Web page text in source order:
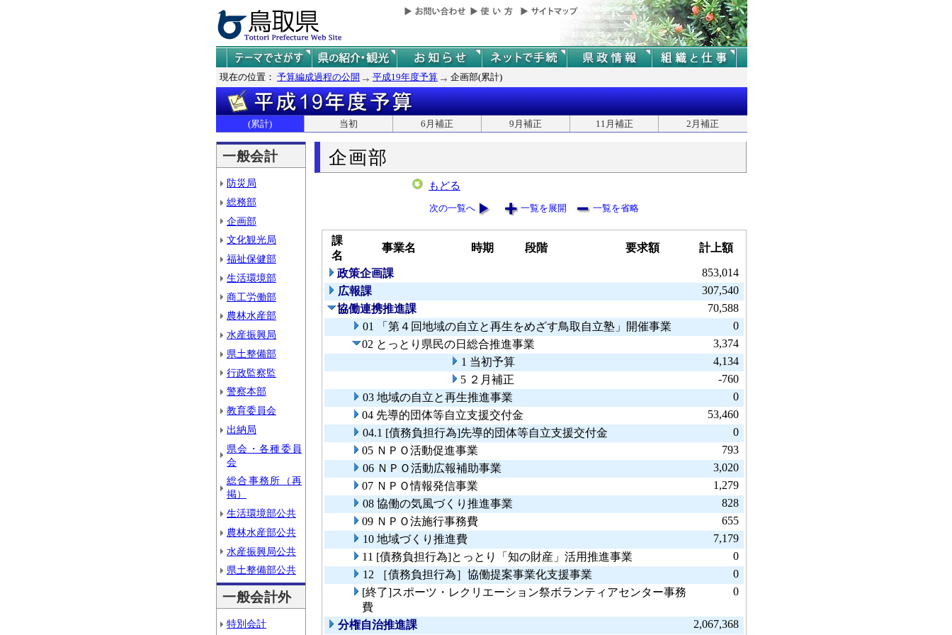
現在の位置： 予算編成過程の公開 平成19年度予算 企画部(累計)
(累計) 当初 6月補正 9月補正 11月補正 2月補正
一般会計
防災局
総務部
企画部
文化観光局
福祉保健部
生活環境部
商工労働部
農林水産部
水産振興局
県土整備部
行政監察監
警察本部
教育委員会
出納局
県会・各種委員
会
総合事務所（再
掲）
生活環境部公共
農林水産部公共
水産振興局公共
県土整備部公共
一般会計外
特別会計
企画部
もどる
次の一覧へ 一覧を展開 一覧を省略
課
名
事業名 時期 段階 要求額 計上額
政策企画課
853,014
広報課
307,540
協働連携推進課
70,588
01 「第４回地域の自立と再生をめざす鳥取自立塾」開催事業
0
02 とっとり県民の日総合推進事業
3,374
1 当初予算
4,134
5 ２月補正
-760
03 地域の自立と再生推進事業
0
04 先導的団体等自立支援交付金
53,460
04.1 [債務負担行為]先導的団体等自立支援交付金
0
05 ＮＰＯ活動促進事業
793
06 ＮＰＯ活動広報補助事業
3,020
07 ＮＰＯ情報発信事業
1,279
08 協働の気風づくり推進事業
828
09 ＮＰＯ法施行事務費
655
10 地域づくり推進費
7,179
11 [債務負担行為]とっとり「知の財産」活用推進事業
0
12 ［債務負担行為］協働提案事業化支援事業
0
[終了]スポーツ・レクリエーション祭ボランティアセンター事務
費
0
分権自治推進課 2,067,368